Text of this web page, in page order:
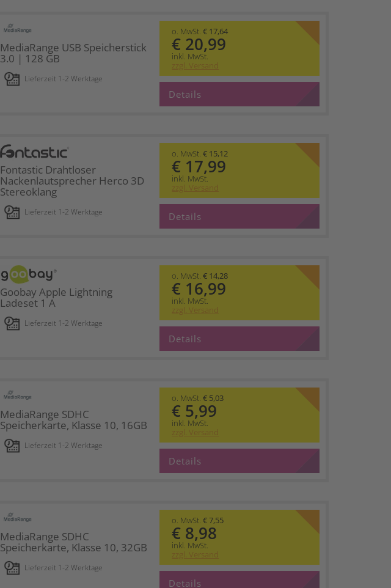
MediaRange USB Speicherstick
3.0 | 128 GB
Lieferzeit 1-2 Werktage
o. MwSt.€ 17,64
€ 20,99
inkl. MwSt.
zzgl. Versand
Details
Fontastic Drahtloser
Nackenlautsprecher Herco 3D
Stereoklang
Lieferzeit 1-2 Werktage
o. MwSt.€ 15,12
€ 17,99
inkl. MwSt.
zzgl. Versand
Details
Goobay Apple Lightning
Ladeset 1 A
Lieferzeit 1-2 Werktage
o. MwSt.€ 14,28
€ 16,99
inkl. MwSt.
zzgl. Versand
Details
MediaRange SDHC
Speicherkarte, Klasse 10, 16GB
Lieferzeit 1-2 Werktage
o. MwSt.€ 5,03
€ 5,99
inkl. MwSt.
zzgl. Versand
Details
MediaRange SDHC
Speicherkarte, Klasse 10, 32GB
Lieferzeit 1-2 Werktage
o. MwSt.€ 7,55
€ 8,98
inkl. MwSt.
zzgl. Versand
Details